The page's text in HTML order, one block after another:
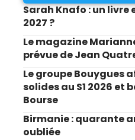
Sarah Knafo : un livre
2027 ?
Le magazine
prévue de Jean
Le groupe Bouygues
solides au S1 2026 et
Bourse
Birmanie : quarante
oubliée